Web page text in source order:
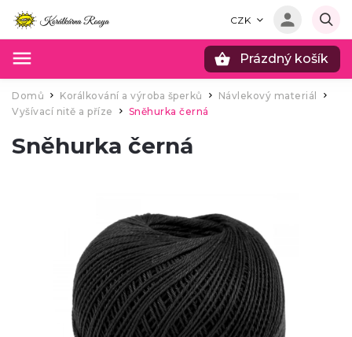
CZK
Prázdný košík
Domů / Korálkování a výroba šperků Návlekový materiál
Vyšívací nitě a příze
Sněhurka černá
Sněhurka černá